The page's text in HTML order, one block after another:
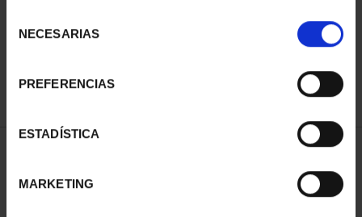
NECESARIAS
PREFERENCIAS
ESTADÍSTICA
MARKETING
140,00 €